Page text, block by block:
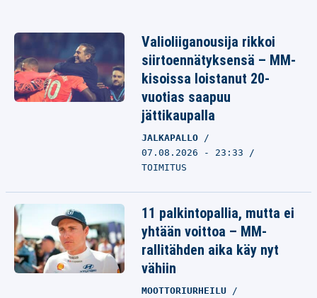
Valioliiganousija rikkoi
siirtoennätyksensä – MM-
kisoissa loistanut 20-
vuotias saapuu
jättikaupalla
JALKAPALLO
07.08.2026 - 23:33
TOIMITUS
11 palkintopallia, mutta ei
yhtään voittoa – MM-
rallitähden aika käy nyt
vähiin
MOOTTORIURHEILU